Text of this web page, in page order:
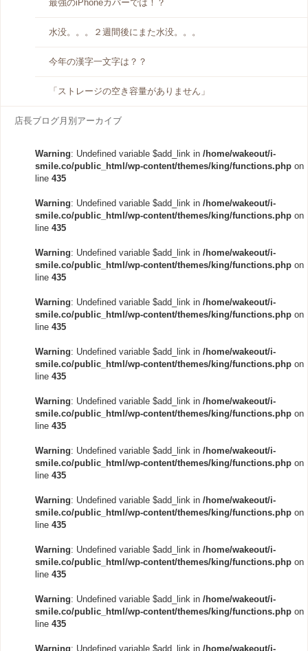
最強のiPhoneカバーでは！？
水没。。。２週間後にまた水没。。。
今年の漢字一文字は？？
「ストレージの空き容量がありません」
店長ブログ月別アーカイブ
Warning: Undefined variable $add_link in /home/wakeout/i-
smile.co/public_html/wp-content/themes/king/functions.php on
line 435
Warning: Undefined variable $add_link in /home/wakeout/i-
smile.co/public_html/wp-content/themes/king/functions.php on
line 435
Warning: Undefined variable $add_link in /home/wakeout/i-
smile.co/public_html/wp-content/themes/king/functions.php on
line 435
Warning: Undefined variable $add_link in /home/wakeout/i-
smile.co/public_html/wp-content/themes/king/functions.php on
line 435
Warning: Undefined variable $add_link in /home/wakeout/i-
smile.co/public_html/wp-content/themes/king/functions.php on
line 435
Warning: Undefined variable $add_link in /home/wakeout/i-
smile.co/public_html/wp-content/themes/king/functions.php on
line 435
Warning: Undefined variable $add_link in /home/wakeout/i-
smile.co/public_html/wp-content/themes/king/functions.php on
line 435
Warning: Undefined variable $add_link in /home/wakeout/i-
smile.co/public_html/wp-content/themes/king/functions.php on
line 435
Warning: Undefined variable $add_link in /home/wakeout/i-
smile.co/public_html/wp-content/themes/king/functions.php on
line 435
Warning: Undefined variable $add_link in /home/wakeout/i-
smile.co/public_html/wp-content/themes/king/functions.php on
line 435
Warning: Undefined variable $add_link in /home/wakeout/i-